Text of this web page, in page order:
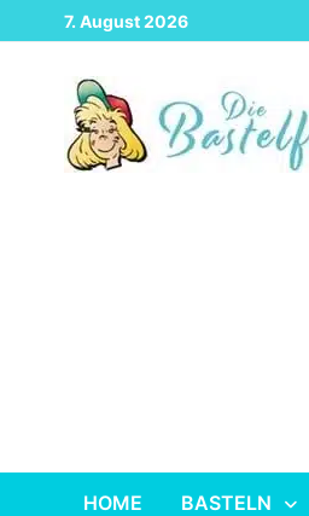
Zurück
zum
7. August 2026
HOME BASTELN